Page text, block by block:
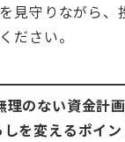
見守りながら、
ださい。
理のない資金計
を変えるポイン